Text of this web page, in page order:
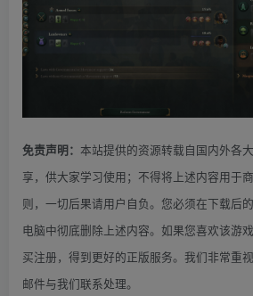
免责声明： 本站提供的资源转载自国内外各
享，供大家学习使用；不得将上述内容用于
则，一切后果请用户自负。您必须在下载后
电脑中彻底删除上述内容。如果您喜欢该游
买注册，得到更好的正版服务。我们非常重
邮件与我们联系处理。